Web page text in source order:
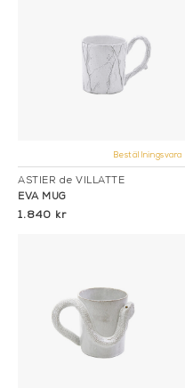
Beställningsvara
ASTIER de VILLATTE
EVA MUG
1.840 kr